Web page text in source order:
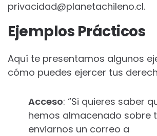
privacidad@planetachileno.cl.
Ejemplos Prácticos
Aquí te presentamos algunos
cómo puedes ejercer tus
Acceso: “Si quieres saber
hemos almacenado sobre
enviarnos un correo a